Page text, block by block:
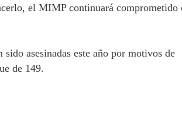
el MIMP continuará comprometido
asesinadas este año por motivos de
de 149.